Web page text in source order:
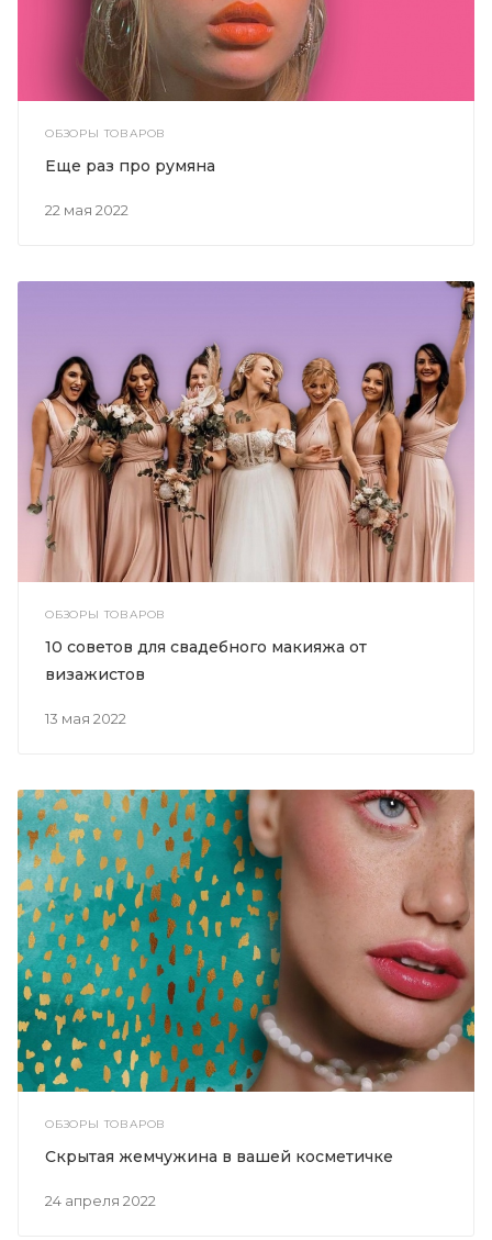
ОБЗОРЫ ТОВАРОВ
22 мая 2022
Еще раз про румяна
ОБЗОРЫ ТОВАРОВ
13 мая 2022
10 советов для свадебного макияжа от
визажистов
ОБЗОРЫ ТОВАРОВ
24 апреля 2022
Скрытая жемчужина в вашей косметичке